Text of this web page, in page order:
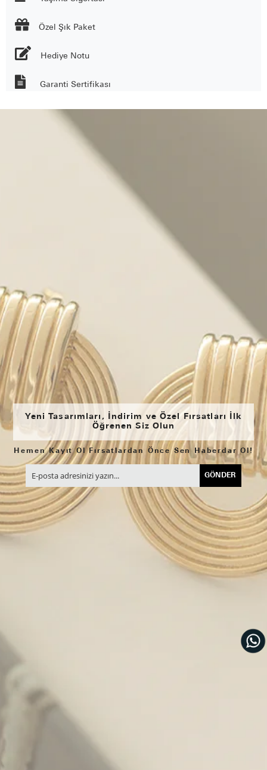
 Özel Şık Paket
Hediye Notu
Garanti Sertifikası
Yeni Tasarımları, İndirim ve Özel Fırsatları İlk
Öğrenen Siz Olun
Hemen Kayıt Ol Fırsatlardan Önce Sen Haberdar Ol!
GÖNDER